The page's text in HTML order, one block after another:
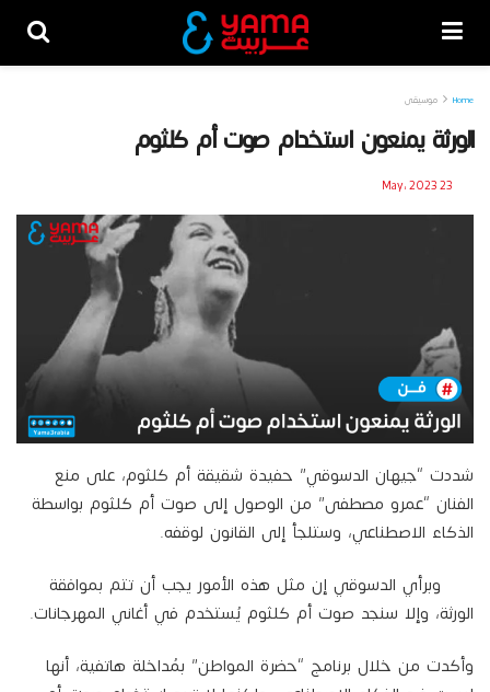
Home موسيقى
الورثة يمنعون استخدام صوت أم كلثوم
23 May، 2023
شددت “جيهان الدسوقي” حفيدة شقيقة أم كلثوم، على منع
الفنان “عمرو مصطفى” من الوصول إلى صوت أم كلثوم بواسطة
الذكاء الاصطناعي، وستلجأ إلى القانون لوقفه.
وبرأي الدسوقي إن مثل هذه الأمور يجب أن تتم بموافقة
الورثة، وإلا سنجد صوت أم كلثوم يُستخدم في أغاني المهرجانات.
وأكدت من خلال برنامج “حضرة المواطن” بمُداخلة هاتفية، أنها